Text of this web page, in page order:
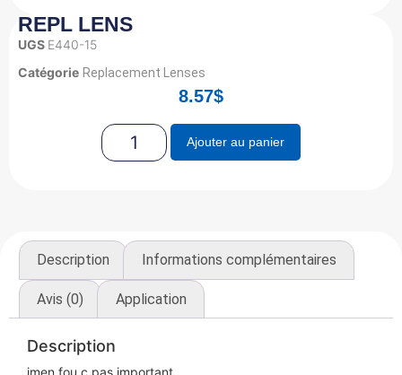
REPL LENS
UGS E440-15
Catégorie Replacement Lenses
8.57$
Ajouter au panier
Description Informations complémentaires
Avis (0) Application
Description